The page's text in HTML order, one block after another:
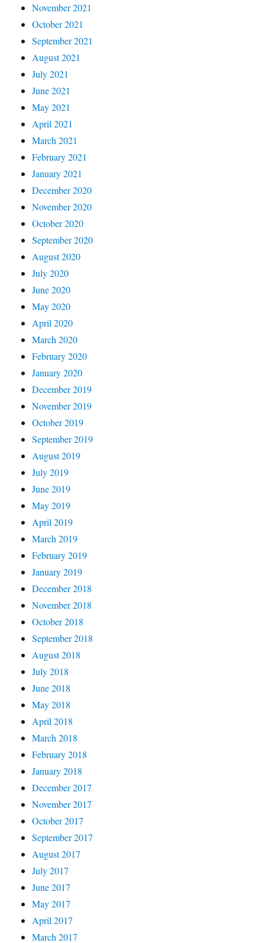
November 2021
October 2021
September 2021
August 2021
July 2021
June 2021
May 2021
April 2021
March 2021
February 2021
January 2021
December 2020
November 2020
October 2020
September 2020
August 2020
July 2020
June 2020
May 2020
April 2020
March 2020
February 2020
January 2020
December 2019
November 2019
October 2019
September 2019
August 2019
July 2019
June 2019
May 2019
April 2019
March 2019
February 2019
January 2019
December 2018
November 2018
October 2018
September 2018
August 2018
July 2018
June 2018
May 2018
April 2018
March 2018
February 2018
January 2018
December 2017
November 2017
October 2017
September 2017
August 2017
July 2017
June 2017
May 2017
April 2017
March 2017